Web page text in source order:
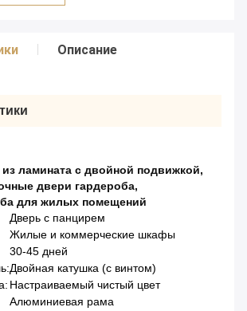
Описание
ламината с двойной подвижкой,
двери гардероба,
для жилых помещений
Дверь с панцирем
Жилые и коммерческие шкафы
30-45 дней
Двойная катушка (с винтом)
Настраиваемый чистый цвет
Алюминиевая рама